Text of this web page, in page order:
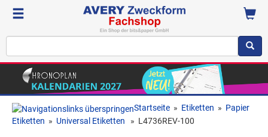
Startseite » Etiketten » Papier
Etiketten » Universal Etiketten » L4736REV-100